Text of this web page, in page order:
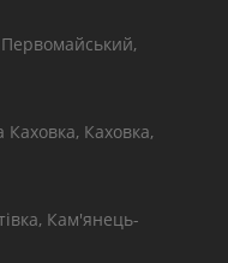
Каховка,
Кам'янець-